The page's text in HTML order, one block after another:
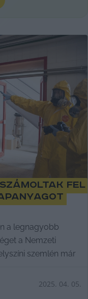
fel
a legnagyobb
a Nemzeti
szemlén már
2025. 04. 05.